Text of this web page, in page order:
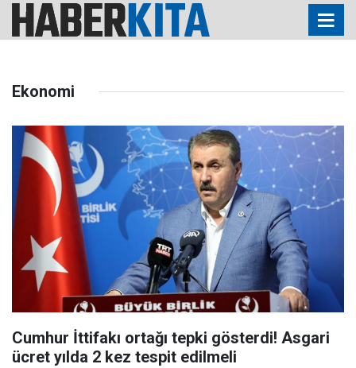
Ekonomi
Cumhur İttifakı ortağı tepki gösterdi! Asgari
ücret yılda 2 kez tespit edilmeli